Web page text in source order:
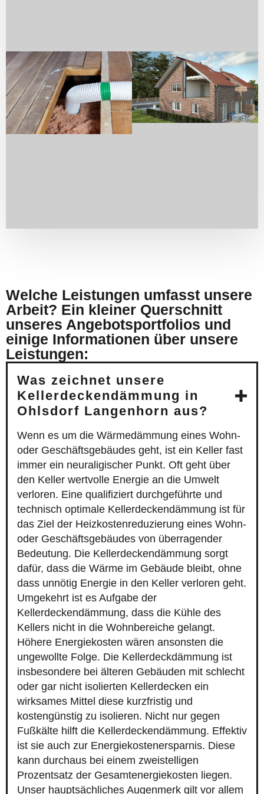
Welche Leistungen umfasst unsere
Arbeit? Ein kleiner Querschnitt
unseres Angebotsportfolios und
einige Informationen über unsere
Leistungen:
Was zeichnet unsere
Kellerdeckendämmung in
Ohlsdorf Langenhorn aus?
Wenn es um die Wärmedämmung eines Wohn-
oder Geschäftsgebäudes geht, ist ein Keller fast
immer ein neuraligischer Punkt. Oft geht über
den Keller wertvolle Energie an die Umwelt
verloren. Eine qualifiziert durchgeführte und
technisch optimale Kellerdeckendämmung ist für
das Ziel der Heizkostenreduzierung eines Wohn-
oder Geschäftsgebäudes von überragender
Bedeutung. Die Kellerdeckendämmung sorgt
dafür, dass die Wärme im Gebäude bleibt, ohne
dass unnötig Energie in den Keller verloren geht.
Umgekehrt ist es Aufgabe der
Kellerdeckendämmung, dass die Kühle des
Kellers nicht in die Wohnbereiche gelangt.
Höhere Energiekosten wären ansonsten die
ungewollte Folge. Die Kellerdeckdämmung ist
insbesondere bei älteren Gebäuden mit schlecht
oder gar nicht isolierten Kellerdecken ein
wirksames Mittel diese kurzfristig und
kostengünstig zu isolieren. Nicht nur gegen
Fußkälte hilft die Kellerdeckendämmung. Effektiv
ist sie auch zur Energiekostenersparnis. Diese
kann durchaus bei einem zweistelligen
Prozentsatz der Gesamtenergiekosten liegen.
Unser hauptsächliches Augenmerk gilt vor allem